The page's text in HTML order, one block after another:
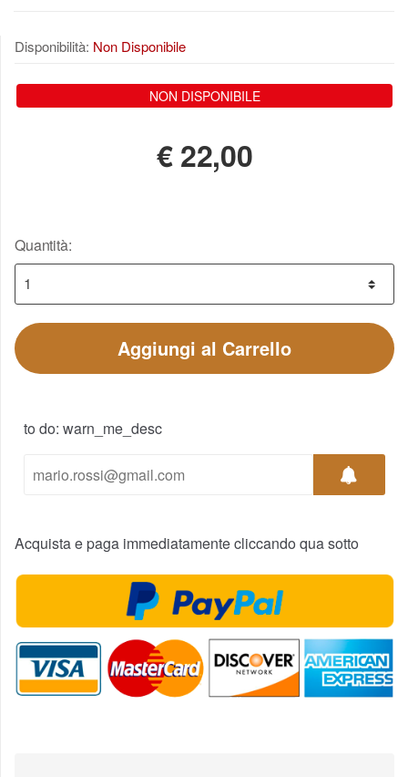
Disponibilità: Non Disponibile
NON DISPONIBILE
€22,00
Quantità:
Aggiungi al Carrello
to do: warn_me_desc
Acquista e paga immediatamente cliccando qua sotto